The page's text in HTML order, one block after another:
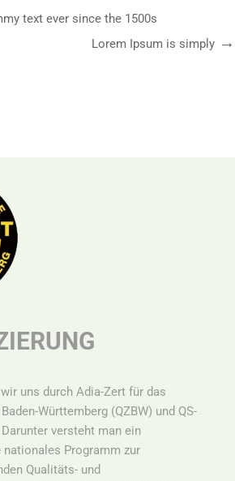
text ever since the 1500s
Lorem Ipsum is simply
uns durch Adia-Zert für das
Württemberg (QZBW) und QS-
versteht man ein
Programm zur
Qualitäts- und